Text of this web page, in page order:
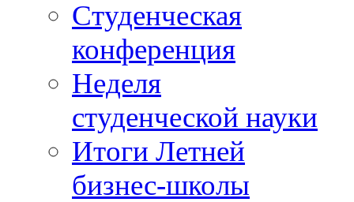
Студенческая
конференция
Неделя
студенческой науки
Итоги Летней
бизнес-школы